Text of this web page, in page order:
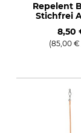
Repelent
Stichfrei
8,50
(85,00 €